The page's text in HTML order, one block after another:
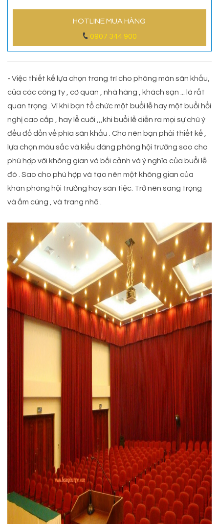
HOTLINE MUA HÀNG
0907 344 900
- Việc thiết kế lựa chọn trang trí cho phông màn sân khấu,
của các công ty , cơ quan , nhà hàng , khách sạn ... là rất
quan trọng . Vì khi bạn tổ chức một buổi lễ hay một buổi hổi
nghị cao cấp , hay lể cuới ,,,khi buổi lễ diễn ra mọi sự chú ý
đều đổ dồn về phía sân khấu . Cho nên bạn phải thiết kế ,
lựa chọn màu sắc và kiểu dáng phông hội trường sao cho
phù hợp với không gian và bối cảnh và ý nghĩa của buổi lễ
đó . Sao cho phù hợp và tạo nên một không gian của
khán phòng hội trường hay sàn tiệc. Trở nên sang trọng
và ấm cúng , và trang nhã .